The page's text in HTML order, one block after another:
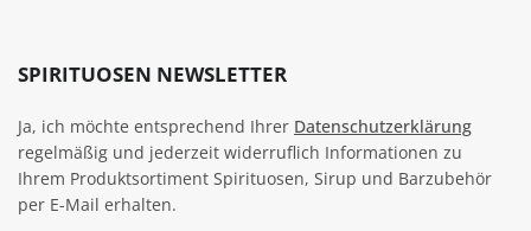
SPIRITUOSEN NEWSLETTER
Ja, ich möchte entsprechend Ihrer Datenschutzerklärung
regelmäßig und jederzeit widerruflich Informationen zu
Ihrem Produktsortiment Spirituosen, Sirup und Barzubehör
per E-Mail erhalten.